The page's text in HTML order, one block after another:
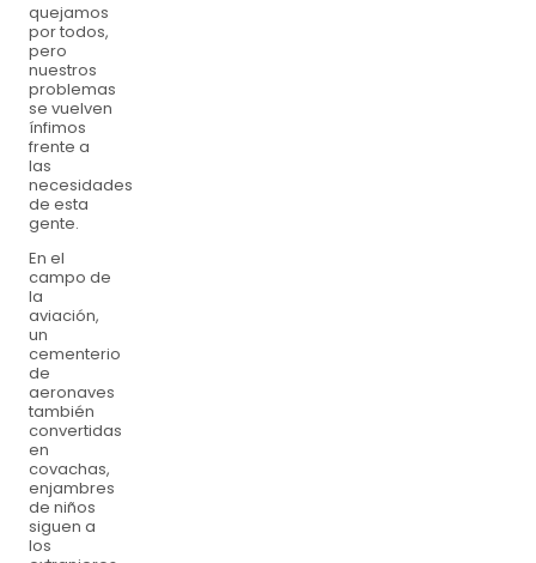
quejamos
por todos,
pero
nuestros
problemas
se vuelven
ínfimos
frente a
las
necesidades
de esta
gente.
En el
campo de
la
aviación,
un
cementerio
de
aeronaves
también
convertidas
en
covachas,
enjambres
de niños
siguen a
los